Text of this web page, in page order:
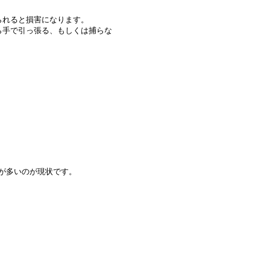
ると損害になります。
で引っ張る、もしくは捕らな
いのが現状です。